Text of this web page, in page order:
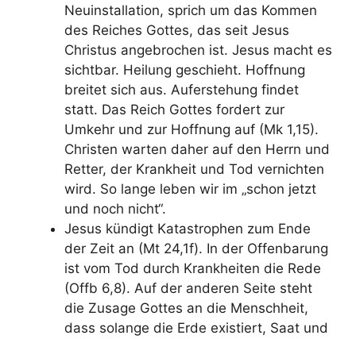
Neuinstallation, sprich um das Kommen
des Reiches Gottes, das seit Jesus
Christus angebrochen ist. Jesus macht es
sichtbar. Heilung geschieht. Hoffnung
breitet sich aus. Auferstehung findet
statt. Das Reich Gottes fordert zur
Umkehr und zur Hoffnung auf (Mk 1,15).
Christen warten daher auf den Herrn und
Retter, der Krankheit und Tod vernichten
wird. So lange leben wir im „schon jetzt
und noch nicht“.
Jesus kündigt Katastrophen zum Ende
der Zeit an (Mt 24,1f). In der Offenbarung
ist vom Tod durch Krankheiten die Rede
(Offb 6,8). Auf der anderen Seite steht
die Zusage Gottes an die Menschheit,
dass solange die Erde existiert, Saat und